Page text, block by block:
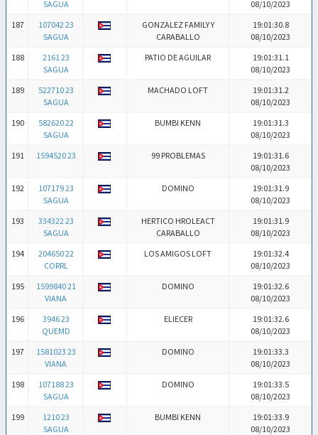
SAGUA
08/10/2023
187
107042 23
SAGUA
GONZALEZ FAMILY Y
CARABALLO
19:01:30.8
08/10/2023
188
2161 23
SAGUA
PATIO DE AGUILAR
19:01:31.1
08/10/2023
189
522710 23
SAGUA
MACHADO LOFT
19:01:31.2
08/10/2023
190
582620 22
SAGUA
BUMBI KENN
19:01:31.3
08/10/2023
191
1594520 23 99 PROBLEMAS
19:01:31.6
08/10/2023
192
107179 23
SAGUA
DOMINO
19:01:31.9
08/10/2023
193
334322 23
SAGUA
HERTICO HROLEACT
CARABALLO
19:01:31.9
08/10/2023
194
204650 22
CORRL
LOS AMIGOS LOFT
19:01:32.4
08/10/2023
195
1599840 21
VIANA
DOMINO
19:01:32.6
08/10/2023
196
3946 23
QUEMD
ELIECER
19:01:32.6
08/10/2023
197
1581023 23
VIANA
DOMINO
19:01:33.3
08/10/2023
198
107188 23
SAGUA
DOMINO
19:01:33.5
08/10/2023
199
1210 23
SAGUA
BUMBI KENN
19:01:33.9
08/10/2023